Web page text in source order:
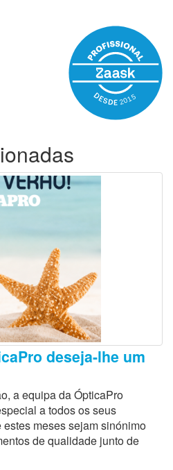
deseja-lhe um
a equipa da ÓpticaPro
a todos os seus
meses sejam sinónimo
de qualidade junto de